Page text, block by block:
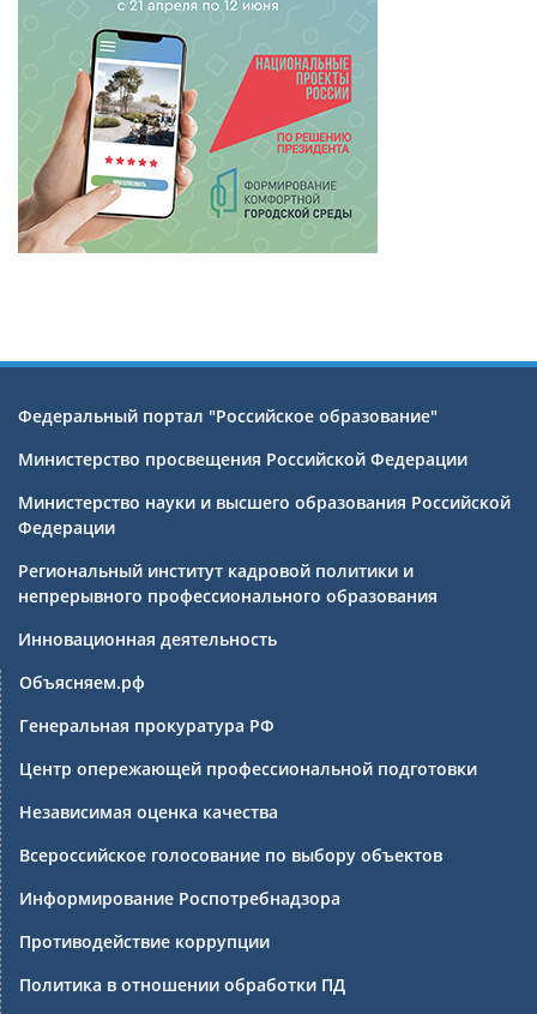
Федеральный портал "Российское образование"
Министерство просвещения Российской Федерации
Министерство науки и высшего образования Российской
Федерации
Региональный институт кадровой политики и
непрерывного профессионального образования
Инновационная деятельность
Объясняем.рф
Генеральная прокуратура РФ
Центр опережающей профессиональной подготовки
Независимая оценка качества
Всероссийское голосование по выбору объектов
Информирование Роспотребнадзора
Противодействие коррупции
Политика в отношении обработки ПД